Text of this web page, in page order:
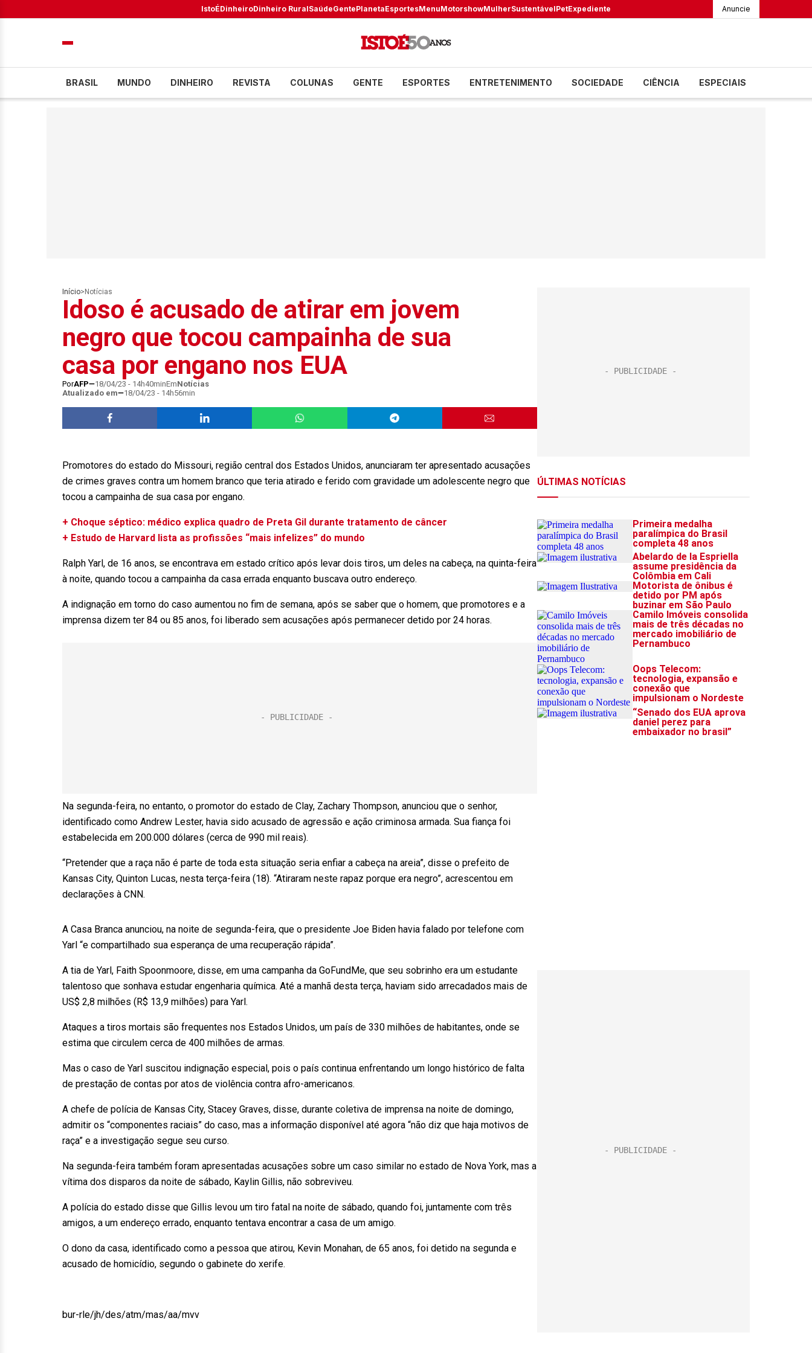
IstoÉDinheiroDinheiro RuralSaúdeGentePlanetaEsportesMenuMotorshowMulherSustentávelPetExpediente Anuncie
BRASIL MUNDO DINHEIRO REVISTA COLUNAS GENTE ESPORTES ENTRETENIMENTO SOCIEDADE CIÊNCIA ESPECIAIS
Início> Notícias
Idoso é acusado de atirar em jovem
negro que tocou campainha de sua
casa por engano nos EUA
PorAFP 18/04/23 - 14h40minEmNotícias
Atualizado em
18/04/23 - 14h56min
Promotores do estado do Missouri, região central dos Estados Unidos, anunciaram ter apresentado acusações
de crimes graves contra um homem branco que teria atirado e ferido com gravidade um adolescente negro que
tocou a campainha de sua casa por engano.
+ Choque séptico: médico explica quadro de Preta Gil durante tratamento de câncer
+ Estudo de Harvard lista as profissões “mais infelizes” do mundo
Ralph Yarl, de 16 anos, se encontrava em estado crítico após levar dois tiros, um deles na cabeça, na quinta-feira
à noite, quando tocou a campainha da casa errada enquanto buscava outro endereço.
A indignação em torno do caso aumentou no fim de semana, após se saber que o homem, que promotores e a
imprensa dizem ter 84 ou 85 anos, foi liberado sem acusações após permanecer detido por 24 horas.
Na segunda-feira, no entanto, o promotor do estado de Clay, Zachary Thompson, anunciou que o senhor,
identificado como Andrew Lester, havia sido acusado de agressão e ação criminosa armada. Sua fiança foi
estabelecida em 200.000 dólares (cerca de 990 mil reais).
“Pretender que a raça não é parte de toda esta situação seria enfiar a cabeça na areia”, disse o prefeito de
Kansas City, Quinton Lucas, nesta terça-feira (18). “Atiraram neste rapaz porque era negro”, acrescentou em
declarações à CNN.
A Casa Branca anunciou, na noite de segunda-feira, que o presidente Joe Biden havia falado por telefone com
Yarl “e compartilhado sua esperança de uma recuperação rápida”.
A tia de Yarl, Faith Spoonmoore, disse, em uma campanha da GoFundMe, que seu sobrinho era um estudante
talentoso que sonhava estudar engenharia química. Até a manhã desta terça, haviam sido arrecadados mais de
US$ 2,8 milhões (R$ 13,9 milhões) para Yarl.
Ataques a tiros mortais são frequentes nos Estados Unidos, um país de 330 milhões de habitantes, onde se
estima que circulem cerca de 400 milhões de armas.
Mas o caso de Yarl suscitou indignação especial, pois o país continua enfrentando um longo histórico de falta
de prestação de contas por atos de violência contra afro-americanos.
A chefe de polícia de Kansas City, Stacey Graves, disse, durante coletiva de imprensa na noite de domingo,
admitir os “componentes raciais” do caso, mas a informação disponível até agora “não diz que haja motivos de
raça” e a investigação segue seu curso.
Na segunda-feira também foram apresentadas acusações sobre um caso similar no estado de Nova York, mas a
vítima dos disparos da noite de sábado, Kaylin Gillis, não sobreviveu.
A polícia do estado disse que Gillis levou um tiro fatal na noite de sábado, quando foi, juntamente com três
amigos, a um endereço errado, enquanto tentava encontrar a casa de um amigo.
O dono da casa, identificado como a pessoa que atirou, Kevin Monahan, de 65 anos, foi detido na segunda e
acusado de homicídio, segundo o gabinete do xerife.
bur-rle/jh/des/atm/mas/aa/mvv